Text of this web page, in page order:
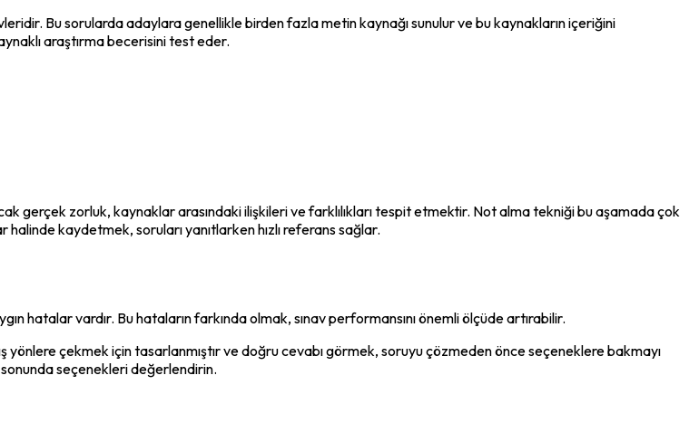
Bu sorularda adaylara genellikle birden fazla metin kaynağı sunulur ve bu kaynakların içeriğini
araştırma becerisini test eder.
gerçek zorluk, kaynaklar arasındaki ilişkileri ve farklılıkları tespit etmektir. Not alma tekniği bu aşamada çok
halinde kaydetmek, soruları yanıtlarken hızlı referans sağlar.
hatalar vardır. Bu hataların farkında olmak, sınav performansını önemli ölçüde artırabilir.
yönlere çekmek için tasarlanmıştır ve doğru cevabı görmek, soruyu çözmeden önce seçeneklere bakmayı
seçenekleri değerlendirin.